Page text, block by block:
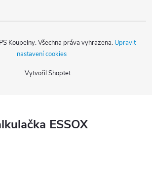
Vytvořil Shoptet
Koupelny. Všechna práva vyhrazena. Upravit
nastavení cookies
ESSOX